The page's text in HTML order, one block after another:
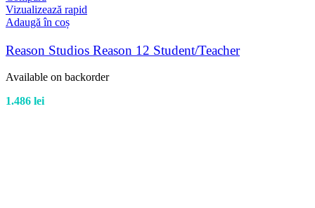
Vizualizează rapid
Adaugă în coș
Reason Studios Reason 12 Student/Teacher
Available on backorder
1.486 lei